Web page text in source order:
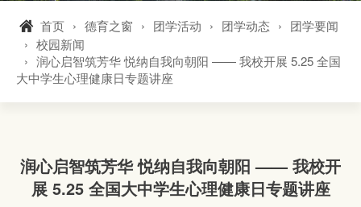
首页 德育之窗 团学活动 团学动态
团学要闻
校园新闻
润心启智筑芳华 悦纳自我向朝阳 —— 我校开展 5.25 全国
大中学生心理健康日专题讲座
润心启智筑芳华 悦纳自我向朝阳 —— 我校开
展 5.25 全国大中学生心理健康日专题讲座